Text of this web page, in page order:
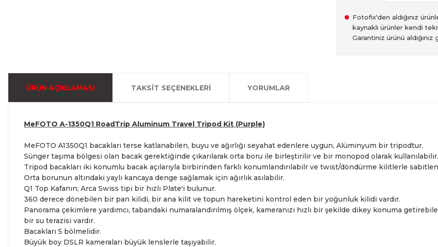
Fotofix'den aldığınız
kaynaklı ürünler kendi
Garantiniz ürünü
ÜRÜN AÇIKLAMASI TAKSIT SEÇENEKLERI YORUMLAR
MeFOTO A-1350Q1 RoadTrip Aluminum Travel Tripod Kit (Purple)
MeFOTO A1350Q1 bacakları terse katlanabilen, buyu ve ağırlığı seyahat edenlere uygun, Alüminyum bir tripodtur.
Sünger taşıma bölgesi olan bacak gerektiğinde çıkarılarak orta boru ile birleştirilir ve bir monopod olarak kullanılabilir.
Tripod bacakları iki konumlu bacak açılarıyla birbirinden farklı konumlandırılabilr ve twist/döndürme kilitlerle
Orta borunun altındaki yaylı kancaya denge sağlamak için ağırlık asılabilir.
Q1 Top Kafanın; Arca Swiss tipi bir hızlı Plate'i bulunur.
360 derece dönebilen bir pan kilidi, bir ana kilit ve topun hareketini kontrol eden bir yoğunluk kilidi vardır.
Panorama çekimlere yardımcı, tabandaki numaralandırılmış ölçek, kameranızı hızlı bir şekilde dikey konuma
bir su terazisi vardır.
Bacakları 5 bölmelidir.
Büyük boy DSLR kameraları büyük lenslerle taşıyabilir.